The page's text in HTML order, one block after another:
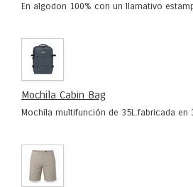
En algodon 100% con un llamativo
Mochila Cabin Bag
Mochila multifunción de 35L.fabricada en